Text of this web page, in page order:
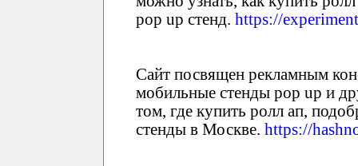
pop up стенд. https://
Сайт посвящен рекламным
мобильные стенды pop up и
том, где купить ролл ап,
стенды в Москве. https://